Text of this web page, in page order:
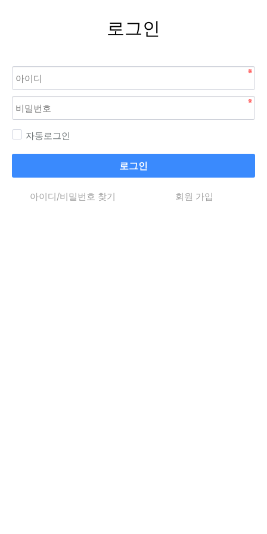
로그인
자동로그인
로그인
아이디/비밀번호 찾기 회원 가입